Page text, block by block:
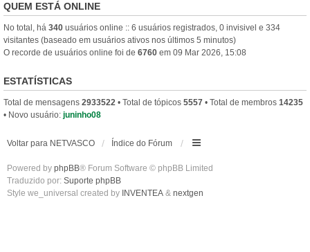
QUEM ESTÁ ONLINE
No total, há 340 usuários online :: 6 usuários registrados, 0 invisivel e 334
visitantes (baseado em usuários ativos nos últimos 5 minutos)
O recorde de usuários online foi de 6760 em 09 Mar 2026, 15:08
ESTATÍSTICAS
Total de mensagens 2933522 • Total de tópicos 5557 • Total de membros 14235
• Novo usuário: juninho08
Voltar para NETVASCO Índice do Fórum
Powered by phpBB® Forum Software © phpBB Limited
Traduzido por: Suporte phpBB
Style we_universal created by INVENTEA & nextgen